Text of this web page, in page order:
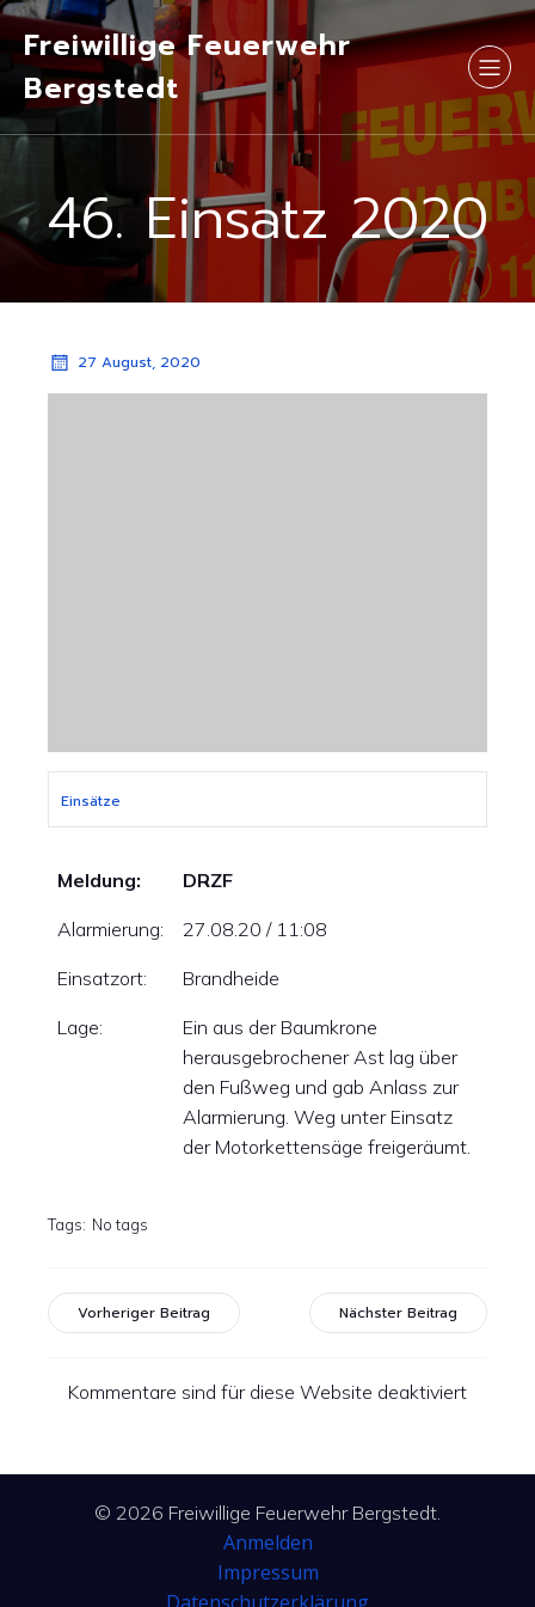
Freiwillige Feuerwehr
Bergstedt
46. Einsatz 2020
27 August, 2020
Einsätze
Meldung: DRZF
Alarmierung: 27.08.20 / 11:08
Einsatzort: Brandheide
Lage:
Ein aus der Baumkrone
herausgebrochener Ast lag über
den Fußweg und gab Anlass zur
Alarmierung. Weg unter Einsatz
der Motorkettensäge freigeräumt.
Tags: No tags
Vorheriger Beitrag Nächster Beitrag
Kommentare sind für diese Website deaktiviert
© 2026 Freiwillige Feuerwehr Bergstedt.
Anmelden
Impressum